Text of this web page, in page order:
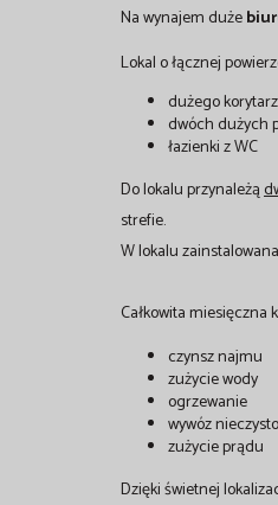
Na wynajem duże
Lokal o łącznej
dużego
dwóch dużych
łazienki z WC
Do lokalu przynależą
strefie.
W lokalu
Całkowita miesięczna
czynsz najmu
zużycie wody
ogrzewanie
wywóz
zużycie prądu
Dzięki świetnej